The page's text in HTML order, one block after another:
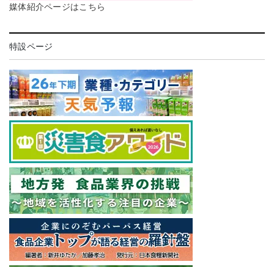
媒体紹介ページはこちら
特設ページ